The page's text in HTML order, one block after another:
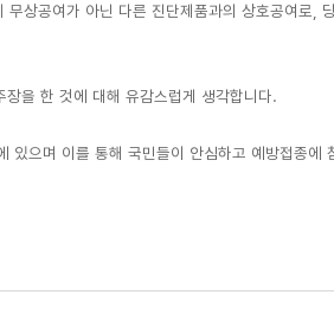
상공여가 아닌 다른 진단제품과의 상호공여로,
을 한 것에 대해 유감스럽게 생각합니다.
으며 이를 통해 국민들이 안심하고 예방접종에